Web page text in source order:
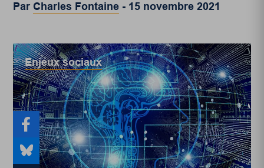
Par Charles Fontaine - 15 novembre 2021
Enjeux sociaux